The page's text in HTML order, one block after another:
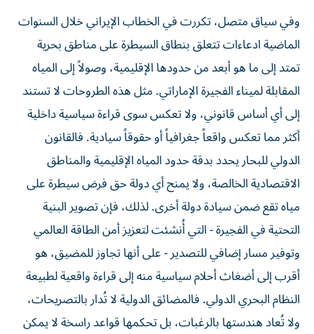
وفي سياق متصل، تكررت في الخطاب الإيراني خلال السنوات
الماضية ادعاءات تتعلق بنطاق السيطرة على مناطق بحرية
تمتد إلى ما هو أبعد من حدودها الإقليمية، وصولاً إلى المياه
المقابلة لميناء الفجيرة الإماراتي. مثل هذه الطروحات لا تستند
إلى أي أساس قانوني، ولا تعكس سوى قراءة سياسية داخلية
أكثر مما تعكس واقعاً جغرافياً أو حقوقاً سيادية. فالقانون
الدولي للبحار يحدد بدقة حدود المياه الإقليمية والمناطق
الاقتصادية الخالصة، ولا يمنح أي دولة حق فرض سيطرة على
مياه تقع ضمن سيادة دولة أخرى. لذلك، فإن تصوير البنية
التحتية في الفجيرة - التي أُنشئت لتعزيز أمن الطاقة العالمي
وتوفير مسار إضافي للتصدير - على أنها تجاوز للمضيق، هو
أقرب إلى أضغاث أحلام سياسية منه إلى قراءة واقعية لطبيعة
النظام البحري الدولي. فالمضائق الدولية لا تُدار بالتصريحات،
ولا تُعاد هندستها بالرغبات، بل تحكمها قواعد راسخة لا يمكن